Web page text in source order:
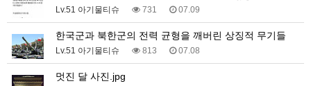
Lv.51 아기물티슈 731 07.09
한국군과 북한군의 전력 균형을 깨버린 상징적 무기들
Lv.51 아기물티슈 813 07.08
멋진 달 사진.jpg